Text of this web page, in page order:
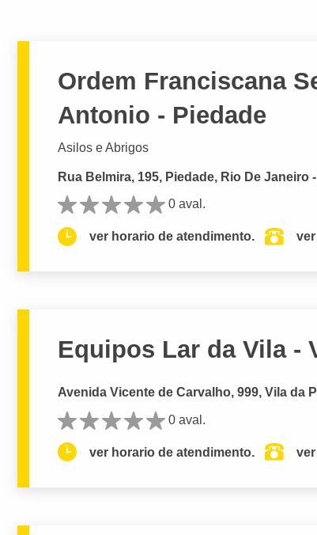
Ordem Franciscana
Antonio - Piedade
Asilos e Abrigos
Rua Belmira, 195, Piedade, Rio De Janeiro
0 aval.
ver horario de atendimento.
Equipos Lar da Vila -
Avenida Vicente de Carvalho, 999, Vila da
0 aval.
ver horario de atendimento.